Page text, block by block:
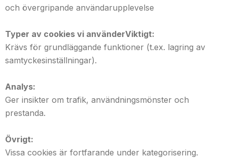
och övergripande användarupplevelse
Typer av cookies vi använderViktigt:
Krävs för grundläggande funktioner (t.ex. lagring av
samtyckesinställningar).
Analys:
Ger insikter om trafik, användningsmönster och
prestanda.
Övrigt:
Vissa cookies är fortfarande under kategorisering.